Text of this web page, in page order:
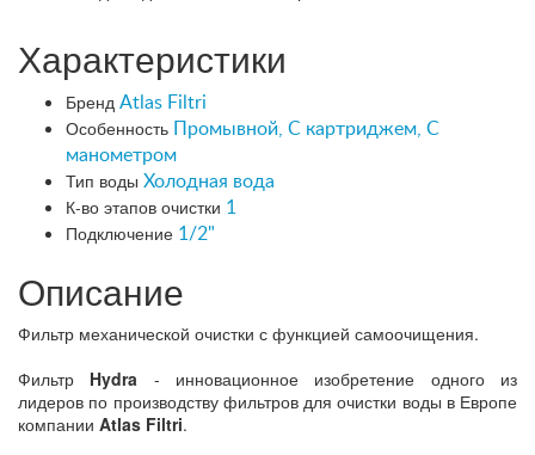
Характеристики
Бренд Atlas Filtri
Особенность
Промывной, С картриджем, С
манометром
Тип воды Холодная вода
К-во этапов очистки 1
Подключение 1/2"
Описание
Фильтр механической очистки с функцией самоочищения.
Фильтр Hydra - инновационное изобретение одного из
лидеров по производству фильтров для очистки воды в Европе
компании Atlas Filtri.